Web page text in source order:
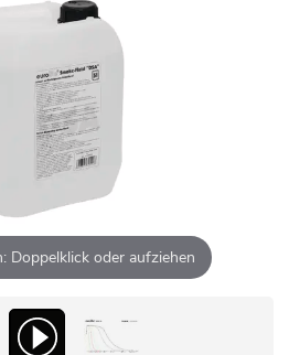
Doppelklick oder aufziehen